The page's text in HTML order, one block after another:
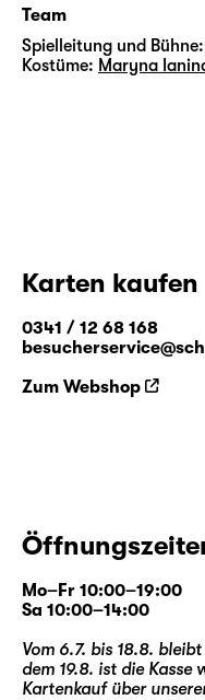
Team
Spielleitung und Bühne:
Kostüme: Maryna
Karten kaufen
0341 / 12 68 168
Zum Webshop
Mo–Fr 10:00–19:00
Sa 10:00–14:00
Vom 6.7. bis 18.8.
dem 19.8. ist die
Kartenkauf über